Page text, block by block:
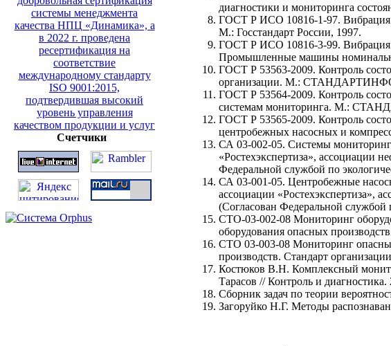
Счетчики
диагностики и мониторинга
ГОСТ Р ИСО 10816-1-97. Вибрация.
М.: Госстандарт России, 1997.
ГОСТ Р ИСО 10816-3-99. Вибрация.
Промышленные машины
ГОСТ Р 53563-2009. Контроль
организации. М.:
ГОСТ Р 53564-2009. Контроль
системам мониторинга. М.:
ГОСТ Р 53565-2009. Контроль
центробежных насосных и
СА 03-002-05. Системы
«Ростехэкспертиза»,
Федеральной службой по
СА 03-001-05. Центробежные
ассоциации
(Согласован Федеральной службой
СТО-03-002-08 Мониторинг
оборудования опасных
СТО 03-003-08 Мониторинг
производств. Стандарт
Костюков В.Н. Комплексный
Тарасов // Контроль и
Сборник задач по теории
Загоруйко Н.Г. Методы